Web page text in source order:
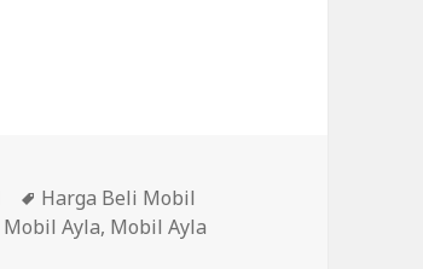
Tags
Harga Beli Mobil
Mobil Ayla, Mobil Ayla